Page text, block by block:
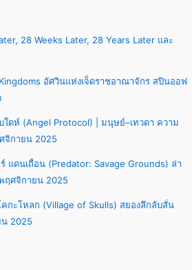
28 Weeks Later, 28 Years Later และ
อัศวินแห่งเจ็ดราชอาณาจักร สปินออฟ
ใดห์ (Angel Protocol) | มนุษย์–เทวดา ความ
จิกายน 2025
แดนเถื่อน (Predator: Savage Grounds) ล่า
ฤศจิกายน 2025
ะโหลก (Village of Skulls) สยองลึกลับสั่น
2025